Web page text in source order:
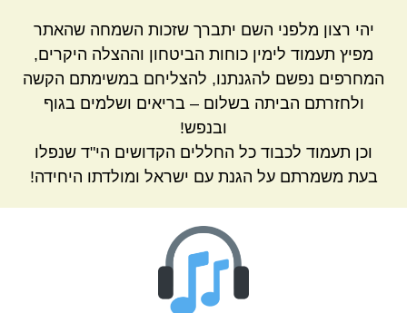
יהי רצון מלפני השם יתברך שזכות השמחה שהאתר
מפיץ תעמוד לימין כוחות הביטחון וההצלה היקרים,
המחרפים נפשם להגנתנו, להצליחם במשימתם הקשה
ולחזרתם הביתה בשלום – בריאים ושלמים בגוף
ובנפש!
וכן תעמוד לכבוד כל החללים הקדושים הי"ד שנפלו
בעת משמרתם על הגנת עם ישראל ומולדתו היחידה!